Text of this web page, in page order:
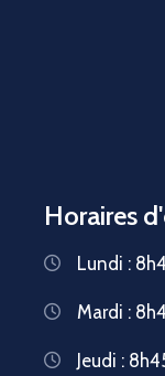
Horaires
Lundi :
Mardi :
Jeudi :